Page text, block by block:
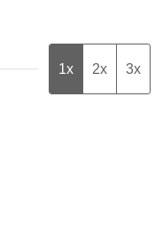
1x 2x 3x